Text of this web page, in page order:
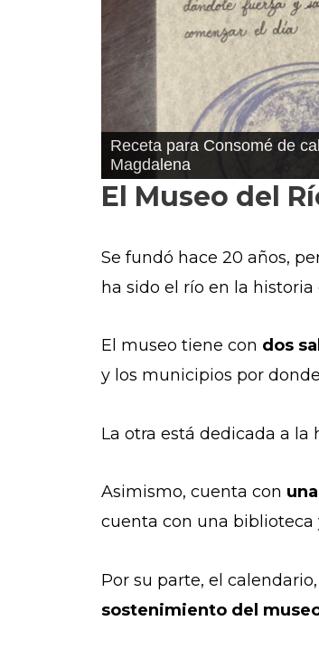
Receta para el Arroz de
El Museo del
Se fundó hace 20 años,
ha sido el río en la
El museo tiene con dos
y los municipios por
La otra está dedicada a
Asimismo, cuenta con
cuenta con una biblioteca
Por su parte, el
sostenimiento del